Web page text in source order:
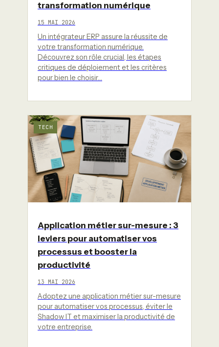
transformation numérique
15 MAI 2026
Un intégrateur ERP assure la réussite de
votre transformation numérique.
Découvrez son rôle crucial, les étapes
critiques de déploiement et les critères
pour bien le choisir…
TECH
Application métier sur-mesure : 3
leviers pour automatiser vos
processus et booster la
productivité
13 MAI 2026
Adoptez une application métier sur-mesure
pour automatiser vos processus, éviter le
Shadow IT et maximiser la productivité de
votre entreprise.